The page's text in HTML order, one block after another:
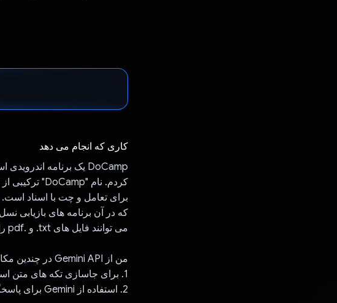
کاری که انجام می دهد
برای تعامل و چت با اسناد
می توانند فایل های txt. و .pdf را آپلود کرده و با آنها کار کنند.
من از Gemini API در چندین مکان استفاده کردم:
1. برای جاسازی تکه های متن استخراج شده از فایل هایی که کاربران در برنامه آپلود کرده اند.
2. استفاده از Gemini برای پاسخگویی به سوالات کاربر.